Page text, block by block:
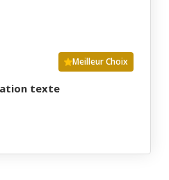
Meilleur Choix
texte